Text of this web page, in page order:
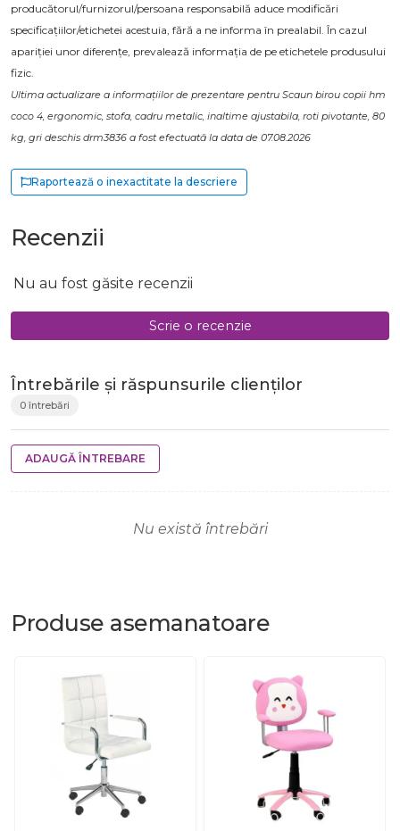
producătorul/furnizorul/persoana responsabilă aduce modificări
specificațiilor/etichetei acestuia, fără a ne informa în prealabil. În cazul
apariției unor diferențe, prevalează informația de pe etichetele produsului
fizic.
Ultima actualizare a informațiilor de prezentare pentru Scaun birou copii hm
coco 4, ergonomic, stofa, cadru metalic, inaltime ajustabila, roti pivotante, 80
kg, gri deschis drm3836 a fost efectuată la data de 07.08.2026
Raportează o inexactitate la descriere
Recenzii
Nu au fost găsite recenzii
Scrie o recenzie
Întrebările și răspunsurile clienților
0 întrebări
ADAUGĂ ÎNTREBARE
Nu există întrebări
Produse asemanatoare